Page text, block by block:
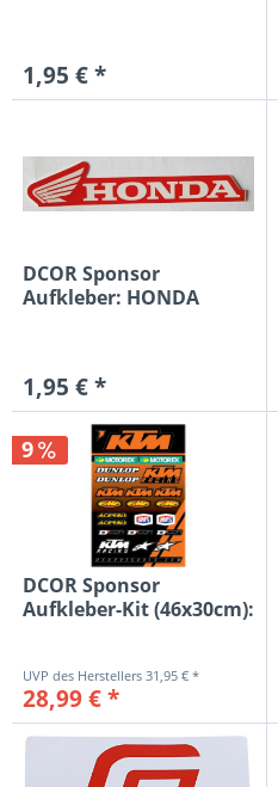
1,95 € *
DCOR Sponsor
Aufkleber: HONDA
1,95 € *
9
DCOR Sponsor
Aufkleber-Kit (46x30cm):
31,95 € *
28,99 € *